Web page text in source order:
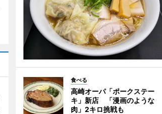
食べる
高崎オーパ「ポークステー
キ」新店 「漫画のような
肉」2キロ挑戦も